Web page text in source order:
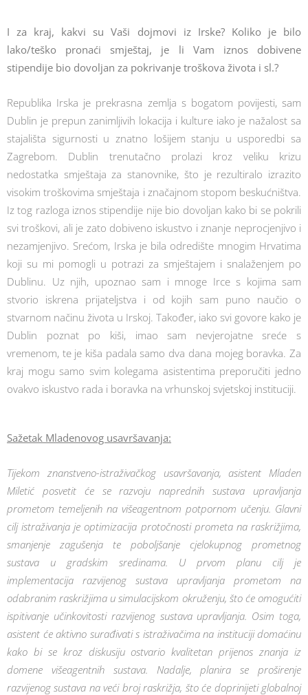
I za kraj, kakvi su Vaši dojmovi iz Irske? Koliko je bilo
lako/teško pronaći smještaj, je li Vam iznos dobivene
stipendije bio dovoljan za pokrivanje troškova života i sl.?
Republika Irska je prekrasna zemlja s bogatom povijesti, sam
Dublin je prepun zanimljivih lokacija i kulture iako je nažalost sa
stajališta sigurnosti u znatno lošijem stanju u usporedbi sa
Zagrebom. Dublin trenutačno prolazi kroz veliku krizu
nedostatka smještaja za stanovnike, što je rezultiralo izrazito
visokim troškovima smještaja i značajnom stopom beskućništva.
Iz tog razloga iznos stipendije nije bio dovoljan kako bi se pokrili
svi troškovi, ali je zato dobiveno iskustvo i znanje neprocjenjivo i
nezamjenjivo. Srećom, Irska je bila odredište mnogim Hrvatima
koji su mi pomogli u potrazi za smještajem i snalaženjem po
Dublinu. Uz njih, upoznao sam i mnoge Irce s kojima sam
stvorio iskrena prijateljstva i od kojih sam puno naučio o
stvarnom načinu života u Irskoj. Također, iako svi govore kako je
Dublin poznat po kiši, imao sam nevjerojatne sreće s
vremenom, te je kiša padala samo dva dana mojeg boravka. Za
kraj mogu samo svim kolegama asistentima preporučiti jedno
ovakvo iskustvo rada i boravka na vrhunskoj svjetskoj instituciji.
Sažetak Mladenovog usavršavanja:
Tijekom znanstveno-istraživačkog usavršavanja, asistent Mladen
Miletić posvetit će se razvoju naprednih sustava upravljanja
prometom temeljenih na višeagentnom potpornom učenju. Glavni
cilj istraživanja je optimizacija protočnosti prometa na raskrižjima,
smanjenje zagušenja te poboljšanje cjelokupnog prometnog
sustava u gradskim sredinama. U prvom planu cilj je
implementacija razvijenog sustava upravljanja prometom na
odabranim raskrižjima u simulacijskom okruženju, što će omogućiti
ispitivanje učinkovitosti razvijenog sustava upravljanja. Osim toga,
asistent će aktivno surađivati s istraživačima na instituciji domaćinu
kako bi se kroz diskusiju ostvario kvalitetan prijenos znanja iz
domene višeagentnih sustava. Nadalje, planira se proširenje
razvijenog sustava na veći broj raskrižja, što će doprinijeti globalnoj